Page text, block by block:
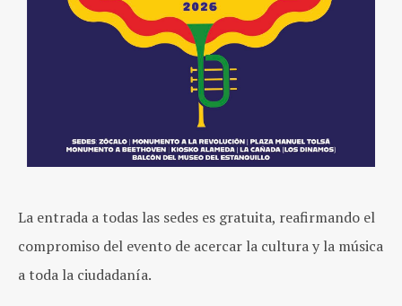
La entrada a todas las sedes es gratuita, reafirmando el
compromiso del evento de acercar la cultura y la música
a toda la ciudadanía.